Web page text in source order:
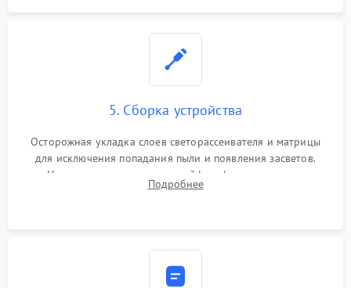
5. Сборка устройства
Осторожная укладка слоев светорассеивателя и матрицы
для исключения попадания пыли и появления засветов.
Надежное подключение шлейфов, фиксация плат и
аккуратное защелкивание пластикового корпуса монитора.
Подробнее